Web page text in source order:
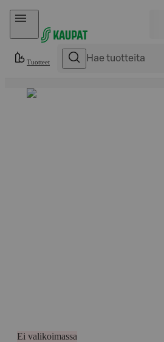
Hyppää sisältöön
Tuotteet
Ei valikoimassa